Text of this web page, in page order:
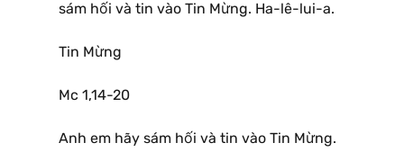
sám hối và tin vào Tin Mừng. Ha-lê-lui-a.
Tin Mừng
Mc 1,14-20
Anh em hãy sám hối và tin vào Tin Mừng.